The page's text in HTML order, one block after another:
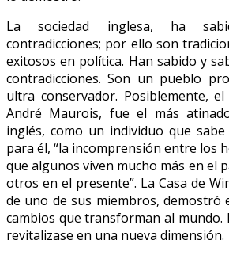
La sociedad inglesa, ha
contradicciones; por ello son
exitosos en política. Han sabido y
contradicciones. Son un pueblo
ultra conservador. Posiblemente,
André Maurois, fue el más
inglés, como un individuo que
para él, “la incomprensión entre los
que algunos viven mucho más en el
otros en el presente”. La Casa de
de uno de sus miembros, demostró
cambios que transforman al mundo.
revitalizase en una nueva dimensión.